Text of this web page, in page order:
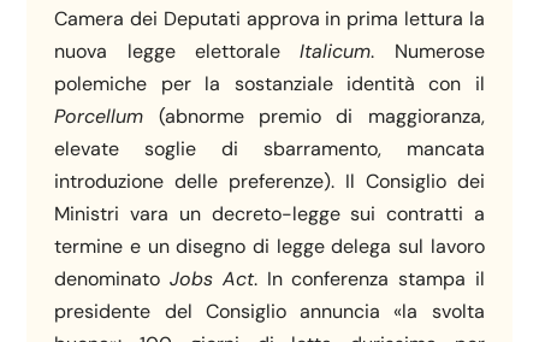
Camera dei Deputati approva in prima lettura la
nuova legge elettoraleItalicum. Numerose
polemiche per la sostanziale identità con il
Porcellum (abnorme premio di maggioranza,
elevate soglie di sbarramento, mancata
introduzione delle preferenze). Il Consiglio dei
Ministri vara un decreto-legge sui contratti a
termine e un disegno di legge delega sul lavoro
denominatoJobs Act. In conferenza stampa il
presidente del Consiglio annuncia «la svolta